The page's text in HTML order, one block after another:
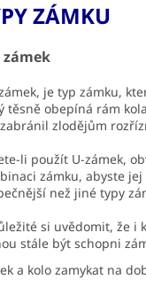
ZÁMKU
je typ zámku,
těsně obepíná rám
zlodějům
li použít U-zámek,
zámku, abyste
než jiné typy
si uvědomit, že i
stále být schopni
a kolo zamykat na